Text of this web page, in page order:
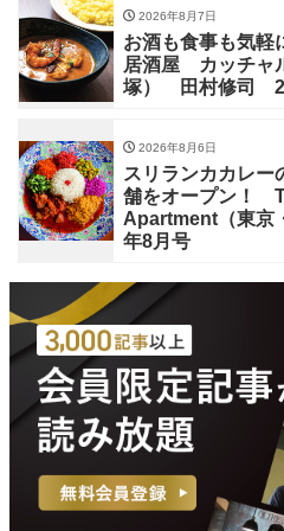
2026年8月7日
お酒も食事も気軽
居酒屋 カッチャ
塚） 田村修司
2026年8月6日
スリランカカレー
舗をオープン！
Apartment（東
年8月号